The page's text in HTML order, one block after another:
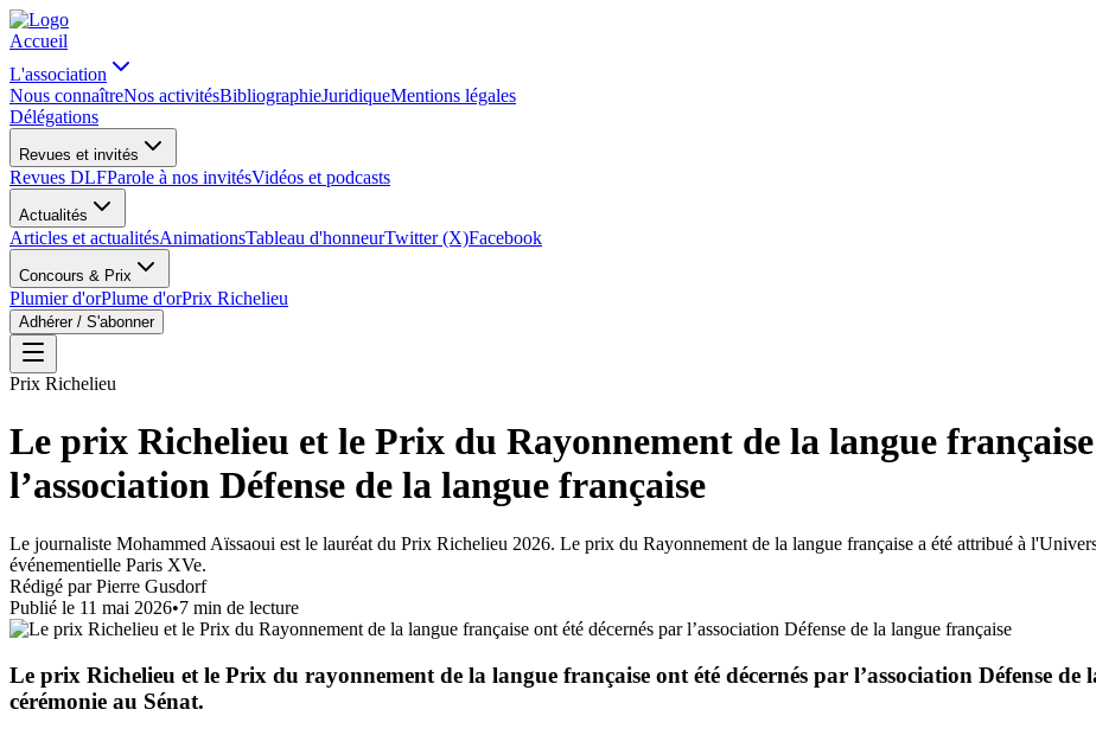
Accueil
L'association
Nous connaîtreNos activitésBibliographieJuridiqueMentions légales
Délégations
Revues et invités
Revues DLFParole à nos invitésVidéos et podcasts
Actualités
Articles et actualitésAnimationsTableau d'honneurTwitter (X)Facebook
Concours & Prix
Plumier d'orPlume d'orPrix Richelieu
Adhérer / S'abonner
Prix Richelieu
Le prix Richelieu et le Prix du Rayonnement de la langue
l’association Défense de la langue française
Le journaliste Mohammed Aïssaoui est le lauréat du Prix Richelieu 2026. Le prix du Rayonnement de la langue française a été attribué à
événementielle Paris XVe.
Rédigé parPierre Gusdorf
Publié le 11 mai 2026•7 min de lecture
Le prix Richelieu et le Prix du rayonnement de la langue française ont été décernés par l’association Défense
cérémonie au Sénat.